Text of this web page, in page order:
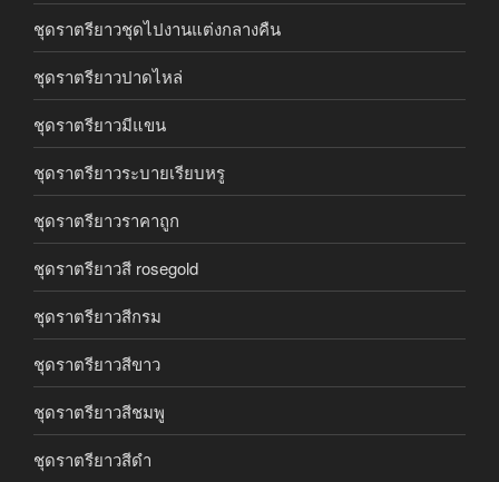
ชุดราตรียาวชุดไปงานแต่งกลางคืน
ชุดราตรียาวปาดไหล่
ชุดราตรียาวมีแขน
ชุดราตรียาวระบายเรียบหรู
ชุดราตรียาวราคาถูก
ชุดราตรียาวสี rosegold
ชุดราตรียาวสีกรม
ชุดราตรียาวสีขาว
ชุดราตรียาวสีชมพู
ชุดราตรียาวสีดำ